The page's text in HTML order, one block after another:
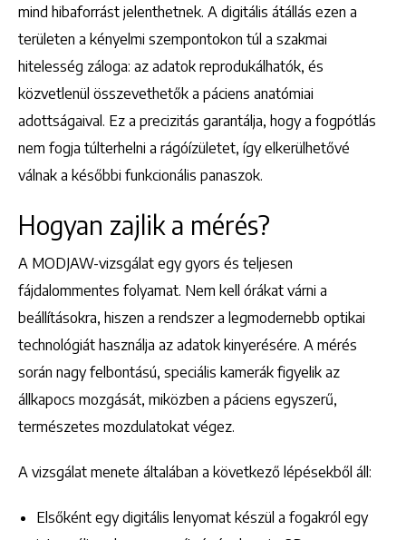
mind hibaforrást jelenthetnek. A digitális átállás ezen a
területen a kényelmi szempontokon túl a szakmai
hitelesség záloga: az adatok reprodukálhatók, és
közvetlenül összevethetők a páciens anatómiai
adottságaival. Ez a precizitás garantálja, hogy a fogpótlás
nem fogja túlterhelni a rágóízületet, így elkerülhetővé
válnak a későbbi funkcionális panaszok.
Hogyan zajlik a mérés?
A MODJAW-vizsgálat egy gyors és teljesen
fájdalommentes folyamat. Nem kell órákat várni a
beállításokra, hiszen a rendszer a legmodernebb optikai
technológiát használja az adatok kinyerésére. A mérés
során nagy felbontású, speciális kamerák figyelik az
állkapocs mozgását, miközben a páciens egyszerű,
természetes mozdulatokat végez.
A vizsgálat menete általában a következő lépésekből áll:
Elsőként egy digitális lenyomat készül a fogakról egy